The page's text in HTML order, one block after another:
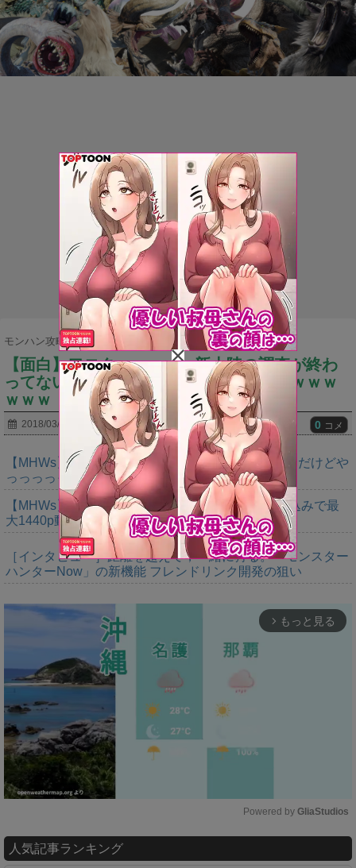
モンハン攻略まとめ隊 > ネタ・雑談
【面白】ワロタｗｗｗｗｗ新大陸の調査が終わ
ってないのにもてはやされる理由が判明ｗｗｗ
ｗｗｗ
2018/03/03 0 コメ
【MHWs】ゴールドエディションの値段今知ったんだけどや
っっっっっっすwwwww
【MHWs】「Switch2版モンハンワイルズはDLSS込みで最
大1440p動作」
［インタビュー］距離を超えて，一緒に狩る。「モンスター
ハンターNow」の新機能 フレンドリンク開発の狙い
arrow_forward_ios もっと見る
u
Powered by GliaStudios
人気記事ランキング